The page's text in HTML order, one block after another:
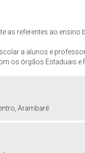
as referentes ao ensino
a alunos e
os órgãos Estaduais e
Arambaré